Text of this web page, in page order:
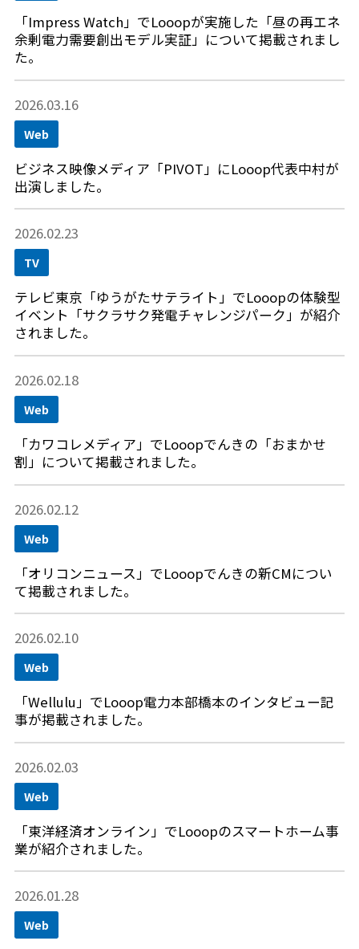
「Impress Watch」でLooopが実施した「昼の再エネ
余剰電力需要創出モデル実証」について掲載されまし
た。
2026.03.16
Web
ビジネス映像メディア「PIVOT」にLooop代表中村が
出演しました。
2026.02.23
TV
テレビ東京「ゆうがたサテライト」でLooopの体験型
イベント「サクラサク発電チャレンジパーク」が紹介
されました。
2026.02.18
Web
「カワコレメディア」でLooopでんきの「おまかせ
割」について掲載されました。
2026.02.12
Web
「オリコンニュース」でLooopでんきの新CMについ
て掲載されました。
2026.02.10
Web
「Wellulu」でLooop電力本部橋本のインタビュー記
事が掲載されました。
2026.02.03
Web
「東洋経済オンライン」でLooopのスマートホーム事
業が紹介されました。
2026.01.28
Web